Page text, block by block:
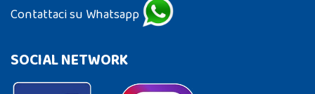
Contattaci su Whatsapp
SOCIAL NETWORK